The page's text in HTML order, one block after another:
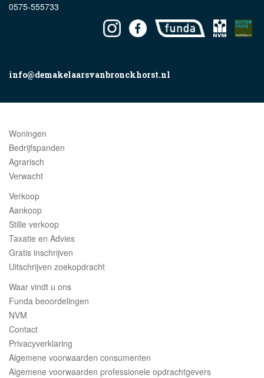
0575-555733
info@demakelaarsvanbronckhorst.nl
Woningen
Bedrijfspanden
Agrarisch
Verwacht
Verkoop
Aankoop
Stille verkoop
Taxatie en Advies
Gratis inschrijven
Uitschrijven zoekopdracht
Waar vindt u ons
Funda beoordelingen
NVM
Contact
Privacyverklaring
Algemene voorwaarden consumenten
Algemene voorwaarden professionele opdrachtgevers